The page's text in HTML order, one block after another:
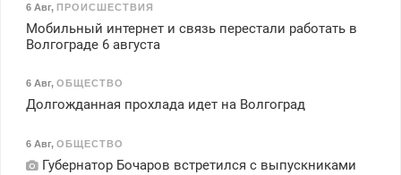
6 Авг, ПРОИСШЕСТВИЯ
Мобильный интернет и связь перестали работать в
Волгограде 6 августа
6 Авг, ОБЩЕСТВО
Долгожданная прохлада идет на Волгоград
6 Авг, ОБЩЕСТВО
Губернатор Бочаров встретился с выпускниками